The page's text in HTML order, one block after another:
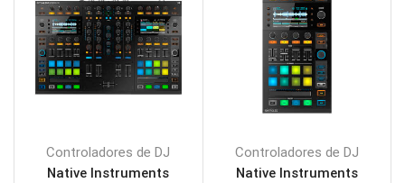
Controladores de DJ
Native Instruments
Controladores de DJ
Native Instruments